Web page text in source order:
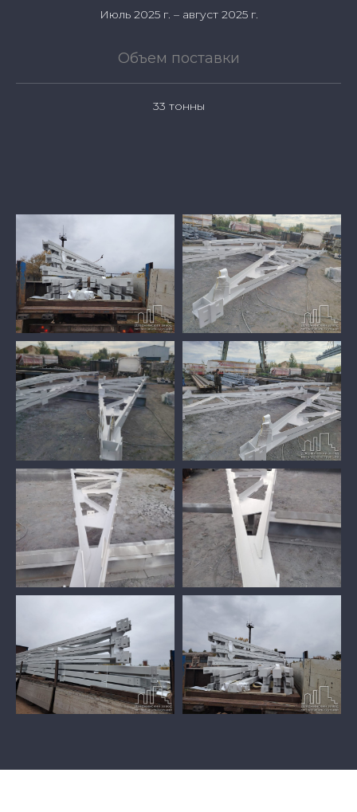
Июль 2025 г. – август 2025 г.
Объем поставки
33 тонны